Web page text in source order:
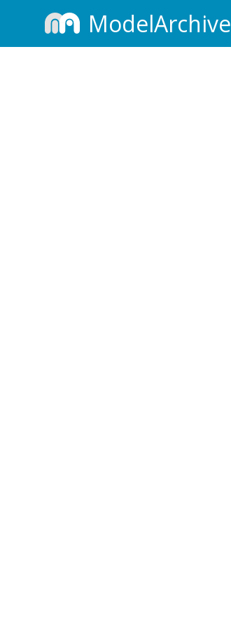
ModelArchive